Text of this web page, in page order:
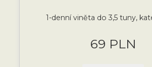
1-denní viněta do 3,5 tuny,
69 PLN